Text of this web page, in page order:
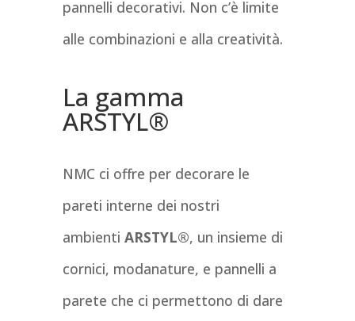
pannelli decorativi. Non c’è limite
alle combinazioni e alla creatività.
La gamma
ARSTYL®
NMC ci offre per decorare le
pareti interne dei nostri
ambienti ARSTYL®, un insieme di
cornici, modanature, e pannelli a
parete che ci permettono di dare